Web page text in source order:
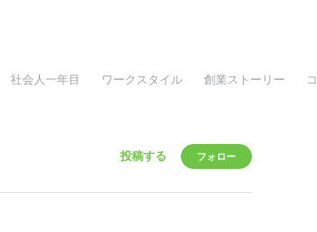
社会人一年目 ワークスタイル 創業ストーリー
投稿する フォロー